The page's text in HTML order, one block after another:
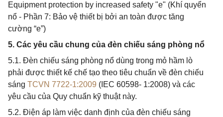
Equipment protection by increased safety "e" (Khí quyển
nổ - Phần 7: Bảo vệ thiết bị bởi an toàn được tăng
cường “e”)
5. Các yêu cầu chung của đèn chiếu sáng phòng nổ
5.1. Đèn chiếu sáng phòng nổ dùng trong mỏ hầm lò
phải được thiết kế chế tạo theo tiêu chuẩn về đèn chiếu
sáng TCVN 7722-1:2009 (IEC 60598- 1:2008) và các
yêu cầu của Quy chuẩn kỹ thuật này.
5.2. Điện áp làm việc danh định của đèn chiếu sáng